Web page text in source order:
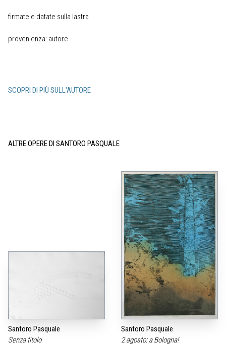
firmate e datate sulla lastra
provenienza: autore
SCOPRI DI PIÙ SULL'AUTORE
ALTRE OPERE DI SANTORO PASQUALE
Santoro Pasquale
Senza titolo
Santoro Pasquale
2 agosto: a Bologna!